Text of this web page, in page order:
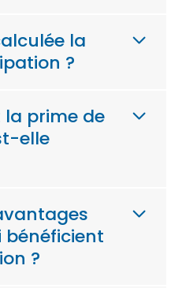
la
?
prime de
elle
bénéficient
?